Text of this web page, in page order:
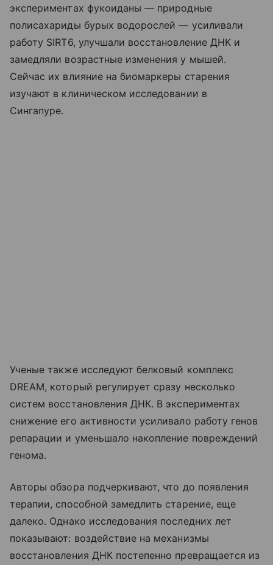
экспериментах фукоиданы — природные
полисахариды бурых водорослей — усиливали
работу SIRT6, улучшали восстановление ДНК и
замедляли возрастные изменения у мышей.
Сейчас их влияние на биомаркеры старения
изучают в клиническом исследовании в
Сингапуре.
Ученые также исследуют белковый комплекс
DREAM, который регулирует сразу несколько
систем восстановления ДНК. В экспериментах
снижение его активности усиливало работу генов
репарации и уменьшало накопление повреждений
генома.
Авторы обзора подчеркивают, что до появления
терапии, способной замедлить старение, еще
далеко. Однако исследования последних лет
показывают: воздействие на механизмы
восстановления ДНК постепенно превращается из